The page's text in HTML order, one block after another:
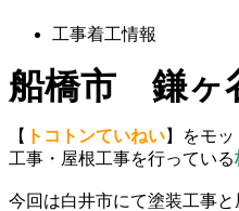
工事着工情報
船橋市　鎌ヶ
【 トコトンていねい】をモ
工事・屋根工事を行っている
今回は白井市にて塗装工事と